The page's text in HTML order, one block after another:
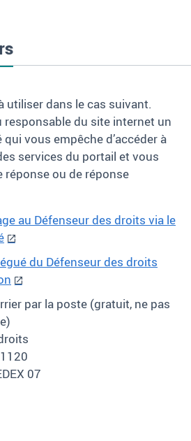
utiliser dans le cas suivant.
responsable du site internet un
vous empêche d’accéder à
services du portail et vous
réponse ou de réponse
au Défenseur des droits via le
du Défenseur des droits
par la poste (gratuit, ne pas
07